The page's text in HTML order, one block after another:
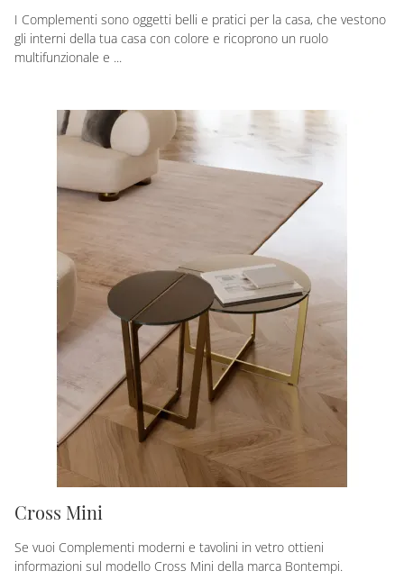
I Complementi sono oggetti belli e pratici per la casa, che vestono
gli interni della tua casa con colore e ricoprono un ruolo
multifunzionale e ...
Cross Mini
Se vuoi Complementi moderni e tavolini in vetro ottieni
informazioni sul modello Cross Mini della marca Bontempi.